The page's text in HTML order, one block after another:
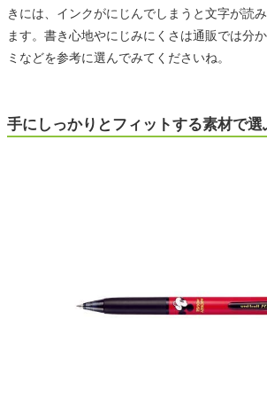
きには、インクがにじんでしまうと文字が読
ます。書き心地やにじみにくさは通販では分
ミなどを参考に選んでみてくださいね。
手にしっかりとフィットする素材で選